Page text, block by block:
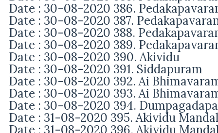
Date : 30-08-2020 386.
Date : 30-08-2020 387.
Date : 30-08-2020 388.
Date : 30-08-2020 389.
Date : 30-08-2020 390. Akividu
Date : 30-08-2020 391. Siddapuram
Date : 30-08-2020 392. Ai
Date : 30-08-2020 393. Ai
Date : 30-08-2020 394. Dumpagadapa
Date : 31-08-2020 395. Akividu
Date : 31-08-2020 396. Akividu